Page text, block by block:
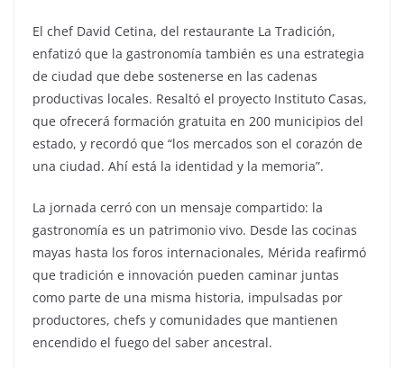
El chef David Cetina, del restaurante La Tradición,
enfatizó que la gastronomía también es una estrategia
de ciudad que debe sostenerse en las cadenas
productivas locales. Resaltó el proyecto Instituto Casas,
que ofrecerá formación gratuita en 200 municipios del
estado, y recordó que “los mercados son el corazón de
una ciudad. Ahí está la identidad y la memoria”.
La jornada cerró con un mensaje compartido: la
gastronomía es un patrimonio vivo. Desde las cocinas
mayas hasta los foros internacionales, Mérida reafirmó
que tradición e innovación pueden caminar juntas
como parte de una misma historia, impulsadas por
productores, chefs y comunidades que mantienen
encendido el fuego del saber ancestral.